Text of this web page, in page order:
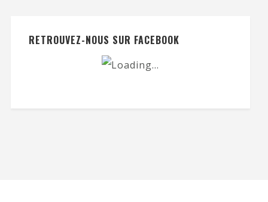
RETROUVEZ-NOUS SUR FACEBOOK